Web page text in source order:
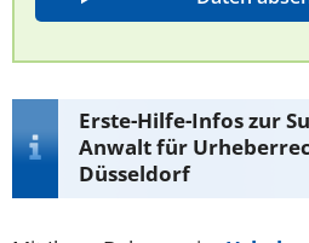
Erste-Hilfe-Infos zur
Anwalt für
Düsseldorf